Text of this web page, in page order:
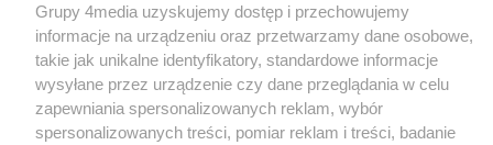
Grupy 4media uzyskujemy dostęp i przechowujemy
informacje na urządzeniu oraz przetwarzamy dane osobowe,
takie jak unikalne identyfikatory, standardowe informacje
wysyłane przez urządzenie czy dane przeglądania w celu
zapewniania spersonalizowanych reklam, wybór
spersonalizowanych treści, pomiar reklam i treści, badanie